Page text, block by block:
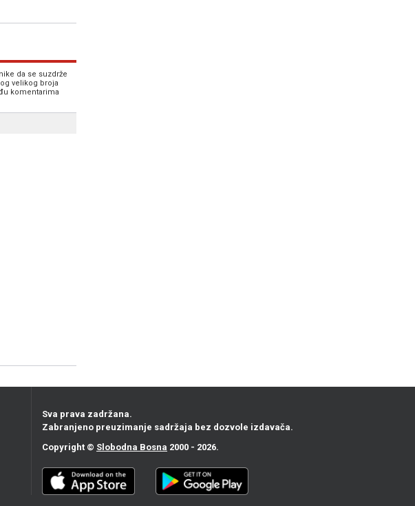
da se suzdrže
velikog broja
komentarima
Sva prava zadržana.
Zabranjeno preuzimanje sadržaja bez dozvole izdavača.
Copyright © Slobodna Bosna 2000 - 2026.